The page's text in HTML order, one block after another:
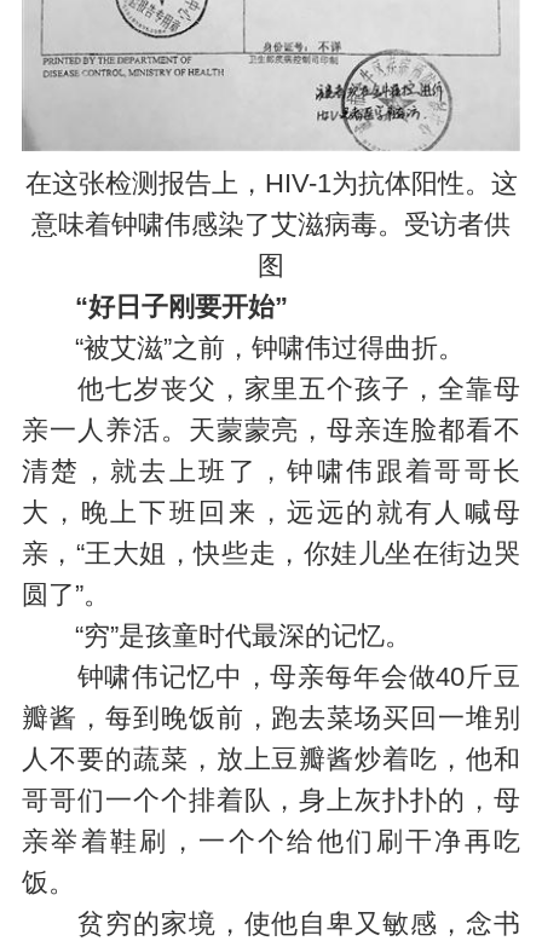
在这张检测报告上，HIV-1为抗体阳性。这
意味着钟啸伟感染了艾滋病毒。受访者供
图
“好日子刚要开始”
“被艾滋”之前，钟啸伟过得曲折。
他七岁丧父，家里五个孩子，全靠母
亲一人养活。天蒙蒙亮，母亲连脸都看不
清楚，就去上班了，钟啸伟跟着哥哥长
大，晚上下班回来，远远的就有人喊母
亲，“王大姐，快些走，你娃儿坐在街边哭
圆了”。
“穷”是孩童时代最深的记忆。
钟啸伟记忆中，母亲每年会做40斤豆
瓣酱，每到晚饭前，跑去菜场买回一堆别
人不要的蔬菜，放上豆瓣酱炒着吃，他和
哥哥们一个个排着队，身上灰扑扑的，母
亲举着鞋刷，一个个给他们刷干净再吃
饭。
贫穷的家境，使他自卑又敏感，念书